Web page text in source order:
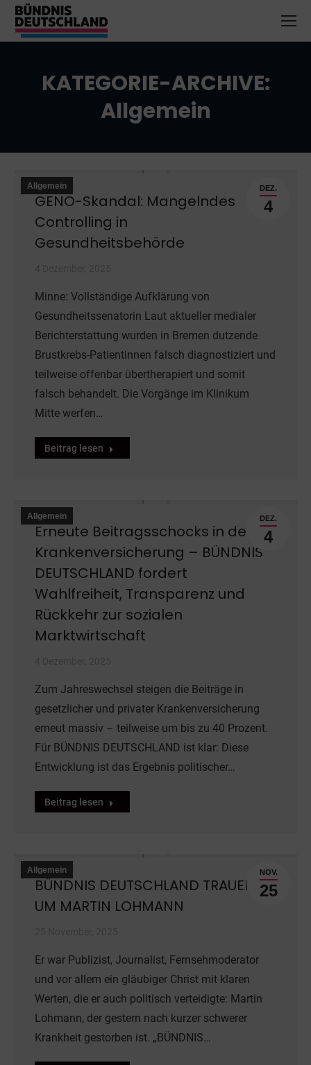
KATEGORIE-ARCHIVE:
Allgemein
DEZ.
4
Allgemein
GENO-Skandal: Mangelndes
Controlling in
Gesundheitsbehörde
Minne: Vollständige Aufklärung von
Gesundheitssenatorin Laut aktueller medialer
Berichterstattung wurden in Bremen dutzende
Brustkrebs-Patientinnen falsch diagnostiziert und
teilweise offenbar übertherapiert und somit
falsch behandelt. Die Vorgänge im Klinikum
Mitte werfen…
Beitrag lesen
DEZ.
4
Allgemein
Erneute Beitragsschocks in der
Krankenversicherung – BÜNDNIS
DEUTSCHLAND fordert
Wahlfreiheit, Transparenz und
Rückkehr zur sozialen
Marktwirtschaft
Zum Jahreswechsel steigen die Beiträge in
gesetzlicher und privater Krankenversicherung
erneut massiv – teilweise um bis zu 40 Prozent.
Für BÜNDNIS DEUTSCHLAND ist klar: Diese
Entwicklung ist das Ergebnis politischer…
Beitrag lesen
NOV.
25
Allgemein
BÜNDNIS DEUTSCHLAND TRAUERT
UM MARTIN LOHMANN
Er war Publizist, Journalist, Fernsehmoderator
und vor allem ein gläubiger Christ mit klaren
Werten, die er auch politisch verteidigte: Martin
Lohmann, der gestern nach kurzer schwerer
Krankheit gestorben ist. „BÜNDNIS…